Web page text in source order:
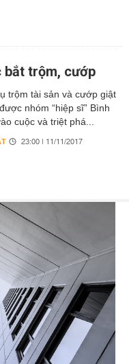
bắt trộm, cướp
trộm tài sản và cướp giật
nhóm “hiệp sĩ” Bình
cuộc và triệt phá...
23:00 | 11/11/2017